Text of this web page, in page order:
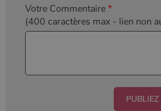
Votre Commentaire*
(400 caractères max - lien non